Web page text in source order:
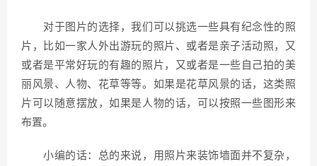
对于图片的选择，我们可以挑选一些具有纪念性的照
片，比如一家人外出游玩的照片、或者是亲子活动照，又
或者是平常好玩的有趣的照片，又或者是一些自己拍的美
丽风景、人物、花草等等。如果是花草风景的话，这类照
片可以随意摆放，如果是人物的话，可以按照一些图形来
布置。
小编的话：总的来说，用照片来装饰墙面并不复杂，